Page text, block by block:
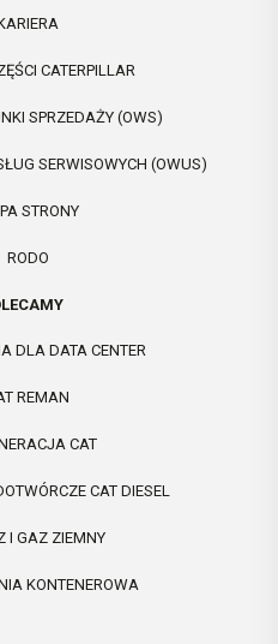
CATERPILLAR
SPRZEDAŻY (OWS)
SERWISOWYCH (OWUS)
STRONY
RODO
DLA DATA CENTER
REMAN
CAT
CAT DIESEL
I GAZ ZIEMNY
KONTENEROWA